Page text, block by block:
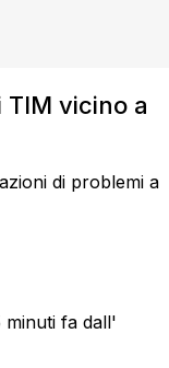
vicino a
di problemi a
minuti fa dall'